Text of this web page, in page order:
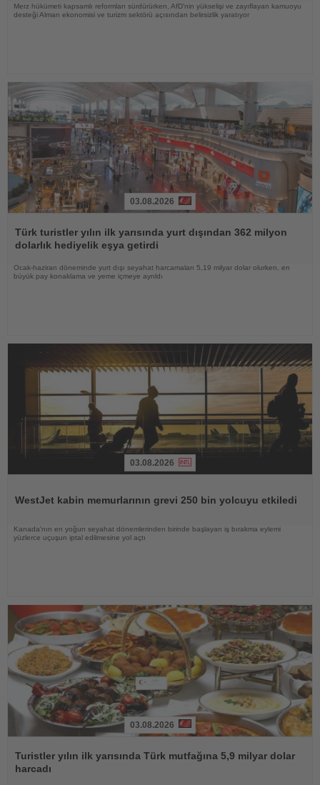
Merz hükümeti kapsamlı reformları sürdürürken, AfD'nin yükselişi ve zayıflayan kamuoyu
desteği Alman ekonomisi ve turizm sektörü açısından belirsizlik yaratıyor
Oku
03.08.2026
Türk turistler yılın ilk yarısında yurt dışından 362 milyon
dolarlık hediyelik eşya getirdi
Ocak-haziran döneminde yurt dışı seyahat harcamaları 5,19 milyar dolar olurken, en
büyük pay konaklama ve yeme içmeye ayrıldı
03.08.2026
WestJet kabin memurlarının grevi 250 bin yolcuyu etkiledi
Kanada'nın en yoğun seyahat dönemlerinden birinde başlayan iş bırakma eylemi
yüzlerce uçuşun iptal edilmesine yol açtı
Oku
03.08.2026
Turistler yılın ilk yarısında Türk mutfağına 5,9 milyar dolar
harcadı